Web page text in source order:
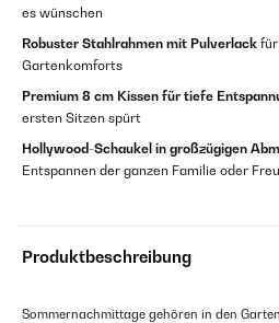
es wünschen
Robuster Stahlrahmen mit Pulverlack für
Gartenkomforts
Premium 8 cm Kissen für tiefe
ersten Sitzen spürt
Hollywood-Schaukel in großzügigen
Entspannen der ganzen Familie oder
Produktbeschreibung
Sommernachmittage gehören in den